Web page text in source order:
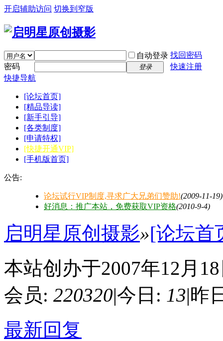
开启辅助访问 切换到窄版
自动登录 找回密码
密码
登录
快速注册
快捷导航
[论坛首页]
[精品导读]
[新手引导]
[各类制度]
[申请特权]
[快捷开通VIP]
[手机版首页]
公告:
论坛试行VIP制度,寻求广大兄弟们赞助!(2009-11-19)
好消息：推广本站，免费获取VIP资格(2010-9-4)
启明星原创摄影»[论坛首
本站创办于2007年12月
会员: 220320|今日: 13|昨
最新回复